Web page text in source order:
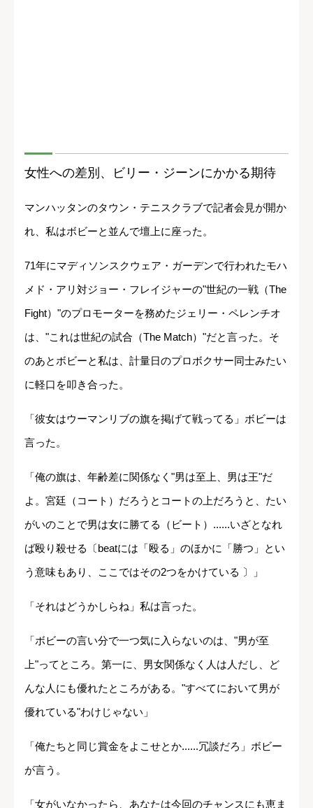
女性への差別、ビリー・ジーンにかかる期待
マンハッタンのタウン・テニスクラブで記者会見が開か
れ、私はボビーと並んで壇上に座った。
71年にマディソンスクウェア・ガーデンで行われたモハ
メド・アリ対ジョー・フレイジャーの"世紀の一戦（The
Fight）"のプロモーターを務めたジェリー・ペレンチオ
は、"これは世紀の試合（The Match）"だと言った。そ
のあとボビーと私は、計量日のプロボクサー同士みたい
に軽口を叩き合った。
「彼女はウーマンリブの旗を掲げて戦ってる」ボビーは
言った。
「俺の旗は、年齢差に関係なく"男は至上、男は王"だ
よ。宮廷（コート）だろうとコートの上だろうと、たい
がいのことで男は女に勝てる（ビート）......いざとなれ
ば殴り殺せる〔beatには「殴る」のほかに「勝つ」とい
う意味もあり、ここではその2つをかけている 〕」
「それはどうかしらね」私は言った。
「ボビーの言い分で一つ気に入らないのは、"男が至
上"ってところ。第一に、男女関係なく人は人だし、ど
んな人にも優れたところがある。"すべてにおいて男が
優れている"わけじゃない」
「俺たちと同じ賞金をよこせとか......冗談だろ」ボビー
が言う。
「女がいなかったら、あなたは今回のチャンスにも恵ま